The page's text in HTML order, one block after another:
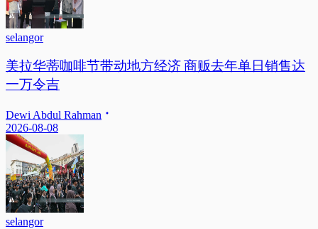
selangor
美拉华蒂咖啡节带动地方经济 商贩去年单日销售达
一万令吉
Dewi Abdul Rahman
2026-08-08
selangor